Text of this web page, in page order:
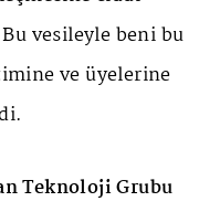
vesileyle beni bu
ve üyelerine
Teknoloji Grubu